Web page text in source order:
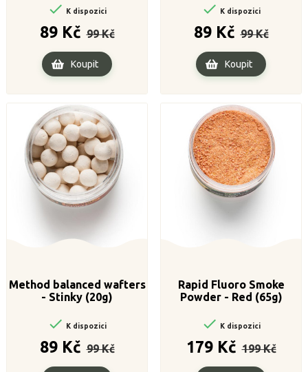
 K dispozici
89 Kč cena
99 Kč
Cena
Koupit
 K dispozici
89 Kč cena
99 Kč
Cena
Koupit
Method balanced wafters
- Stinky (20g)
 K dispozici
89 Kč cena
99 Kč
Rapid Fluoro Smoke
Powder - Red (65g)
 K dispozici
179 Kč cena
199 Kč